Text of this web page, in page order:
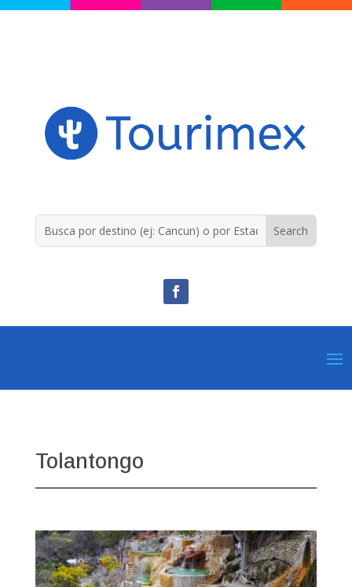
Tolantongo